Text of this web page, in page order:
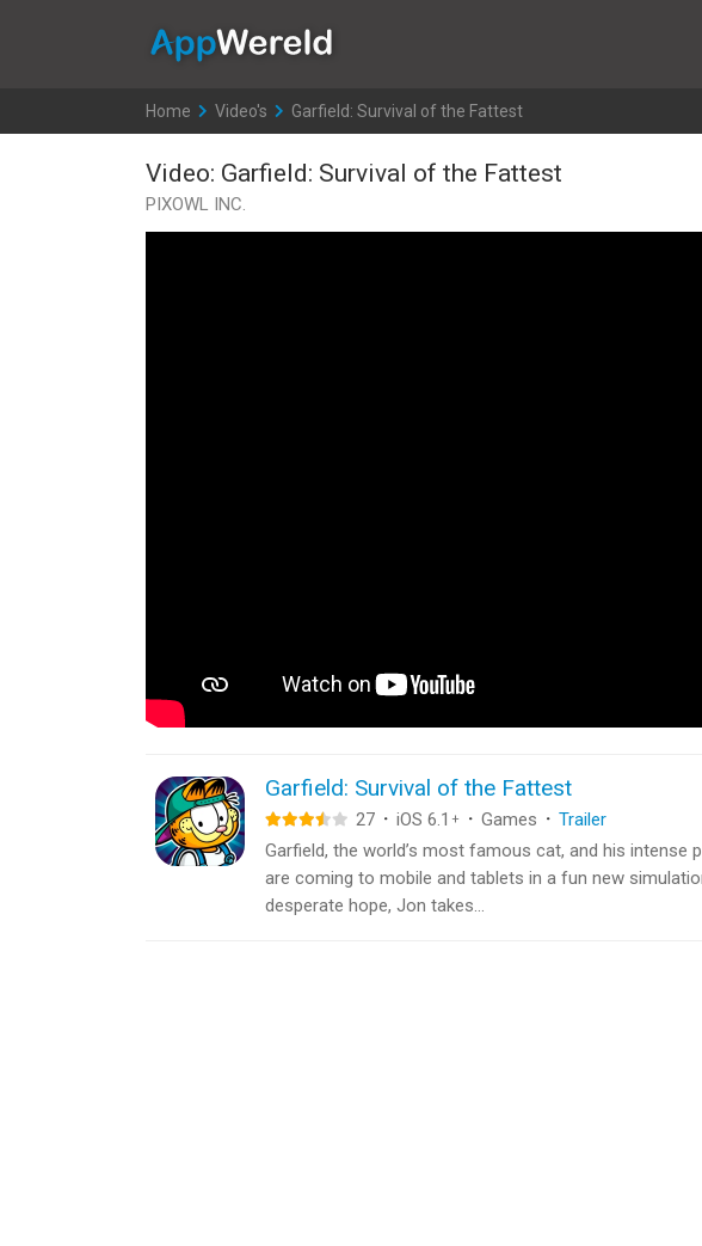
Home >
Video's >
Garfield: Survival of the Fattest
Video: Garfield: Survival of the Fattest
PIXOWL INC.
Garfield: Survival of the Fattest
27 · iOS 6.1 + · Games · Trailer
Garfield, the world’s most famous cat, and his intense
are coming to mobile and tablets in a fun new
desperate hope, Jon takes...